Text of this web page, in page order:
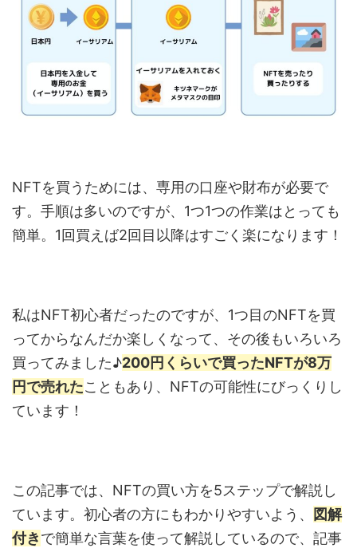
NFTを買うためには、専用の口座や財布が必要で
す。手順は多いのですが、1つ1つの作業はとっても
簡単。1回買えば2回目以降はすごく楽になります！
私はNFT初心者だったのですが、1つ目のNFTを買
ってからなんだか楽しくなって、その後もいろいろ
買ってみました♪200円くらいで買ったNFTが8万
円で売れたこともあり、NFTの可能性にびっくりし
ています！
この記事では、NFTの買い方を5ステップで解説し
ています。初心者の方にもわかりやすいよう、
図解
付きで簡単な言葉を使って解説しているので、記事